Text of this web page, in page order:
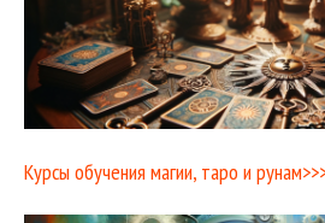
Курсы обучения магии, таро и